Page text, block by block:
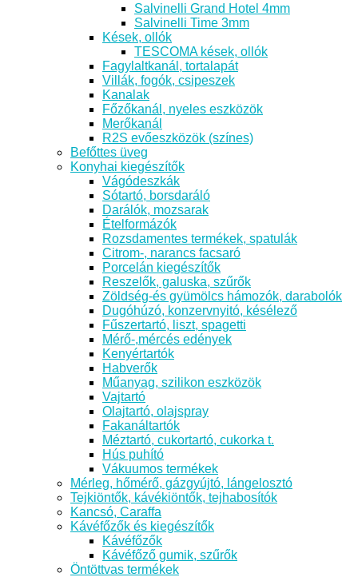
Salvinelli Grand Hotel 4mm
Salvinelli Time 3mm
Kések, ollók
TESCOMA kések, ollók
Fagylaltkanál, tortalapát
Villák, fogók, csipeszek
Kanalak
Főzőkanál, nyeles eszközök
Merőkanál
R2S evőeszközök (színes)
Befőttes üveg
Konyhai kiegészítők
Vágódeszkák
Sótartó, borsdaráló
Darálók, mozsarak
Ételformázók
Rozsdamentes termékek, spatulák
Citrom-, narancs facsaró
Porcelán kiegészítők
Reszelők, galuska, szűrők
Zöldség-és gyümölcs hámozók, darabolók
Dugóhúzó, konzervnyitó, késélező
Fűszertartó, liszt, spagetti
Mérő-,mércés edények
Kenyértartók
Habverők
Műanyag, szilikon eszközök
Vajtartó
Olajtartó, olajspray
Fakanáltartók
Méztartó, cukortartó, cukorka t.
Hús puhító
Vákuumos termékek
Mérleg, hőmérő, gázgyújtó, lángelosztó
Tejkiöntők, kávékiöntők, tejhabosítók
Kancsó, Caraffa
Kávéfőzők és kiegészítők
Kávéfőzők
Kávéfőző gumik, szűrők
Öntöttvas termékek